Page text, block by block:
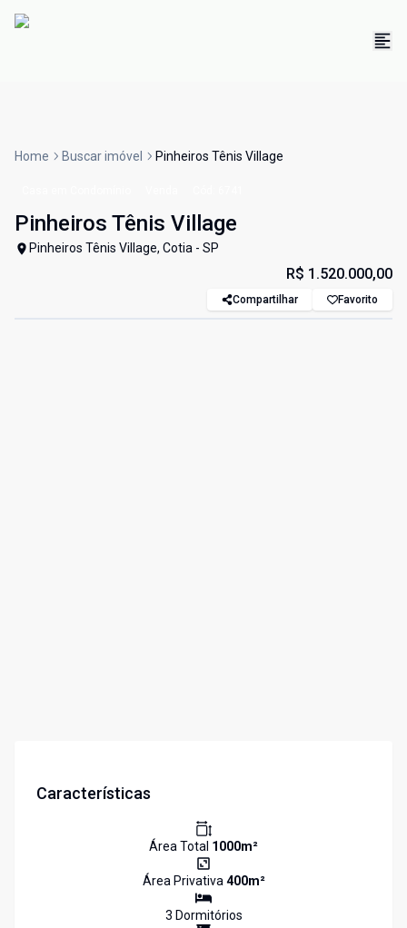
Home Buscar imóvel Pinheiros Tênis Village
Pinheiros Tênis Village
Pinheiros Tênis Village, Cotia - SP
R$ 1.520.000,00
Compartilhar Favorito
Características
Área Total 1000m²
Área Privativa400m²
3 Dormitórios